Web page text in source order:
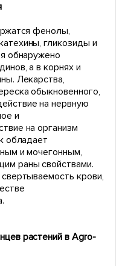
фенолы,
гликозиды и
обнаружено
а в корнях и
Лекарства,
обыкновенного,
на нервную
и
на организм
обладает
и мочегонным,
раны свойствами.
крови,
растений в Agro-